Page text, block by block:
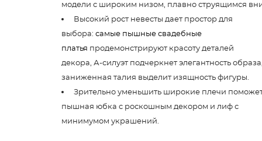
модели с широким низом, плавно струящимся
Высокий рост невесты дает простор для
выбора: самые пышные свадебные
платья продемонстрируют красоту деталей
декора, А-силуэт подчеркнет элегантность образа,
заниженная талия выделит изящность фигуры.
Зрительно уменьшить широкие плечи
пышная юбка с роскошным декором и лиф с
минимумом украшений.